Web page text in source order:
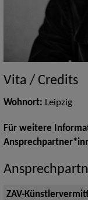
Vita / Credits
Wohnort: Leipzig
Für weitere
ZAV-